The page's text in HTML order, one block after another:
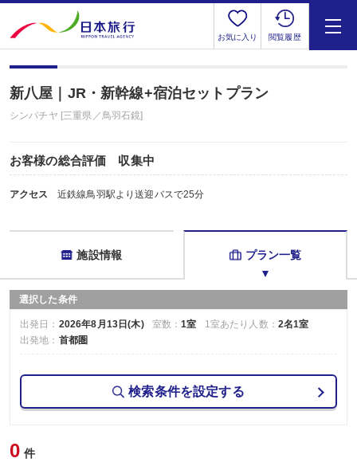
お気に入り 閲覧履歴
新八屋｜JR・新幹線+宿泊セットプラン
シンパチヤ [三重県／鳥羽石鏡]
お客様の総合評価 収集中
アクセス 近鉄線鳥羽駅より送迎バスで25分
施設情報 プラン一覧
選択した条件
出発日： 2026年8月13日(木) 室数：1室 1室あたり人数： 2名1室
出発地： 首都圏
検索条件を設定する
0 件